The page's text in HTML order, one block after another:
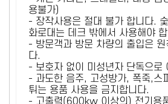
용불가)
- 장작사용은 절대 불가 합니다.
화로대는 데크 밖에서 사용해야
- 방문객과 방문 차량의 출입은 원
다.
- 보호자 없이 미성년자 단독으로
- 과도한 음주, 고성방가, 폭죽,스
튀는 용품 사용을 금지합니다.
- 고출력(600kw 이상의) 전기용